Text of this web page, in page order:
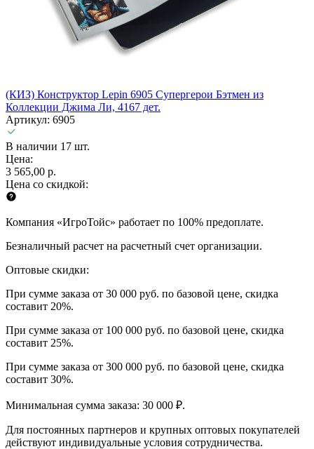
(КИЗ) Конструктор Lepin 6905 Супергерои Бэтмен из
Коллекции Джима Ли, 4167 дет.
Артикул: 6905
В наличии 17 шт.
Цена:
3 565,00 р.
Цена со скидкой:
Компания «ИгроТойс» работает по 100% предоплате.
Безналичный расчет на расчетный счет организации.
Оптовые скидки:
При сумме заказа от 30 000 руб. по базовой цене, скидка
составит 20%.
При сумме заказа от 100 000 руб. по базовой цене, скидка
составит 25%.
При сумме заказа от 300 000 руб. по базовой цене, скидка
составит 30%.
Минимальная сумма заказа: 30 000 ₽.
Для постоянных партнеров и крупных оптовых покупателей
действуют индивидуальные условия сотрудничества.